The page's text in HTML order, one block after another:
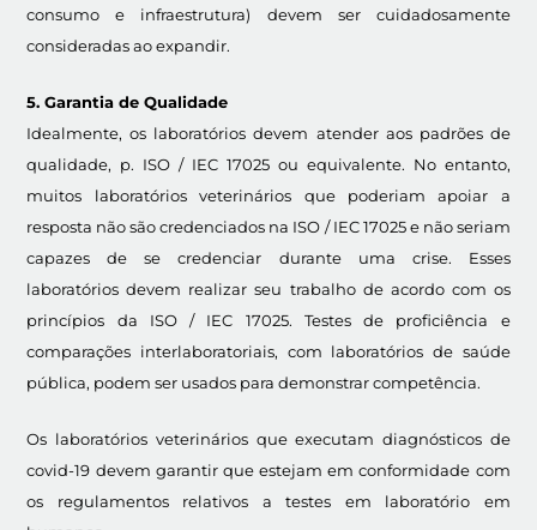
consumo e infraestrutura) devem ser cuidadosamente
consideradas ao expandir.
5. Garantia de Qualidade
Idealmente, os laboratórios devem atender aos padrões de
qualidade, p. ISO / IEC 17025 ou equivalente. No entanto,
muitos laboratórios veterinários que poderiam apoiar a
resposta não são credenciados na ISO / IEC 17025 e não seriam
capazes de se credenciar durante uma crise. Esses
laboratórios devem realizar seu trabalho de acordo com os
princípios da ISO / IEC 17025. Testes de proficiência e
comparações interlaboratoriais, com laboratórios de saúde
pública, podem ser usados para demonstrar competência.
Os laboratórios veterinários que executam diagnósticos de
covid-19 devem garantir que estejam em conformidade com
os regulamentos relativos a testes em laboratório em